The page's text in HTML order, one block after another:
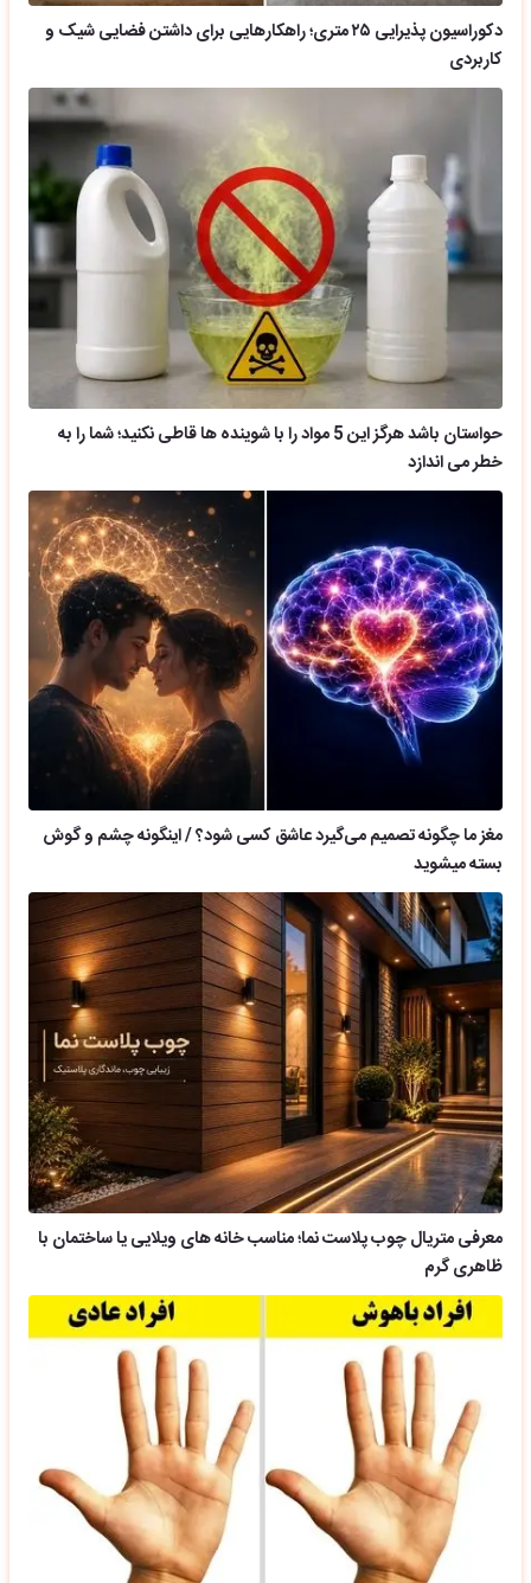
دکوراسیون پذیرایی ۲۵ متری؛ راهکارهایی برای داشتن فضایی شیک و
کاربردی
حواستان باشد هرگز این 5 مواد را با شوینده ها قاطی نکنید؛ شما را به
خطر می اندازد
مغز ما چگونه تصمیم می‌گیرد عاشق کسی شود؟ / اینگونه چشم و گوش
بسته میشوید
معرفی متریال چوب پلاست نما؛ مناسب خانه های ویلایی یا ساختمان با
ظاهری گرم